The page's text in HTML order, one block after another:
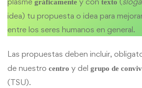
gráficamente texto
idea) tu propuesta o idea para
entre los seres humanos en general.
Las propuestas deben incluir,
de nuestro centro y del grupo de
(TSU).